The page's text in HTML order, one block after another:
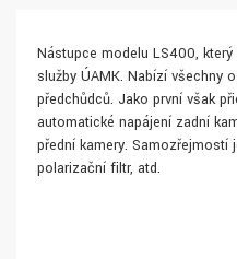
Nástupce modelu LS400,
služby ÚAMK. Nabízí všechny
předchůdců. Jako první však
automatické napájení zadní
přední kamery. Samozřejmostí
polarizační filtr, atd.